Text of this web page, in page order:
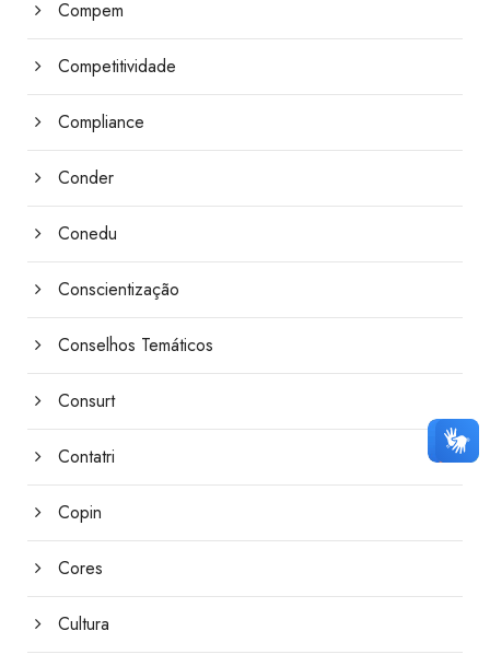
Compem
Competitividade
Compliance
Conder
Conedu
Conscientização
Conselhos Temáticos
Consurt
Contatri
Copin
Cores
Cultura